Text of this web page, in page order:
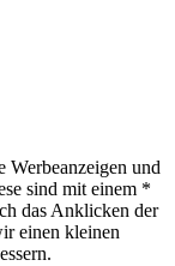
Werbeanzeigen und
sind mit einem *
das Anklicken der
einen kleinen